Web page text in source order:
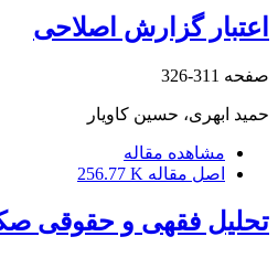
اعتبار گزارش اصلاحی
صفحه 311-326
حمید ابهری، حسین کاویار
مشاهده مقاله
اصل مقاله 256.77 K
تحلیل فقهی و حقوقی